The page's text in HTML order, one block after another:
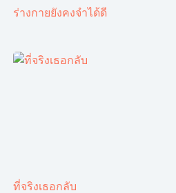
ร่างกายยังคงจำได้ดี
ที่จริงเธอกลับ